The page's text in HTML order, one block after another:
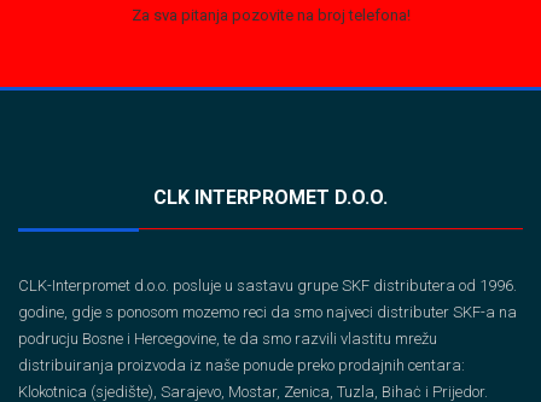
Za sva pitanja pozovite na broj telefona!
CLK INTERPROMET D.O.O.
CLK-Interpromet d.o.o. posluje u sastavu grupe SKF distributera od 1996.
godine, gdje s ponosom mozemo reci da smo najveci distributer SKF-a na
podrucju Bosne i Hercegovine, te da smo razvili vlastitu mrežu
distribuiranja proizvoda iz naše ponude preko prodajnih centara:
Klokotnica (sjedište), Sarajevo, Mostar, Zenica, Tuzla, Bihaċ i Prijedor.